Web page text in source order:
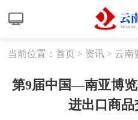
当前位置：首页 > 资讯 > 云南
第9届中国—南亚博
进出口商